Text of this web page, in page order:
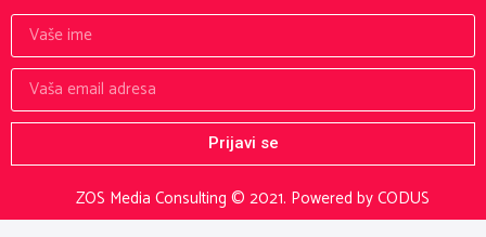
ZOS Media Consulting © 2021. Powered by CODUS
Prijavi se